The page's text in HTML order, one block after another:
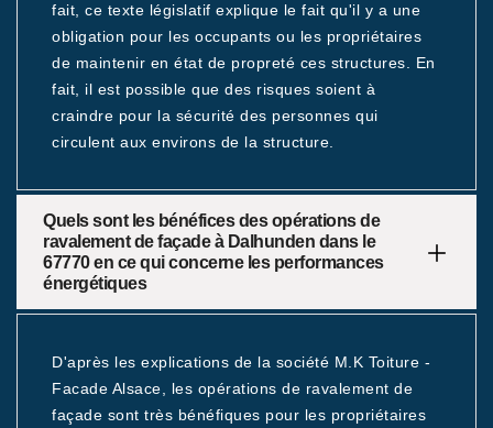
fait, ce texte législatif explique le fait qu'il y a une
obligation pour les occupants ou les propriétaires
de maintenir en état de propreté ces structures. En
fait, il est possible que des risques soient à
craindre pour la sécurité des personnes qui
circulent aux environs de la structure.
Quels sont les bénéfices des opérations de
ravalement de façade à Dalhunden dans le
67770 en ce qui concerne les performances
énergétiques
D'après les explications de la société M.K Toiture -
Facade Alsace, les opérations de ravalement de
façade sont très bénéfiques pour les propriétaires